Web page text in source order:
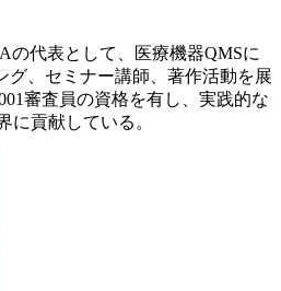
の代表として、医療機器QMSに
グ、セミナー講師、著作活動を展
審査員の資格を有し、実践的な
に貢献している。